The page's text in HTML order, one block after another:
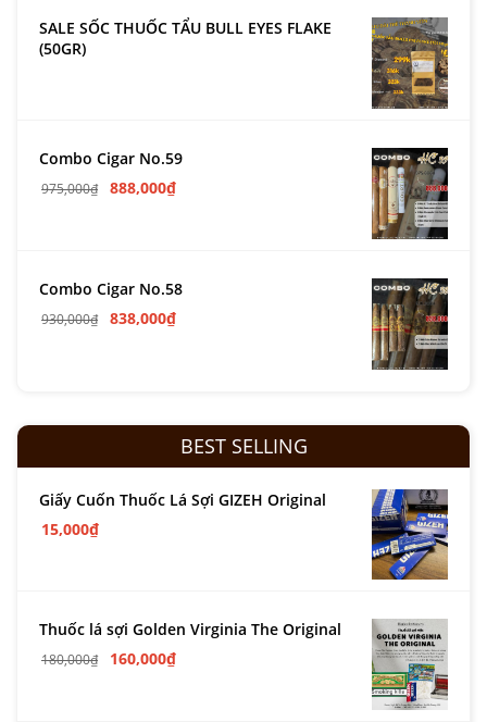
SALE SỐC THUỐC TẨU BULL EYES FLAKE
(50GR)
Combo Cigar No.59
975,000₫ 888,000₫
Combo Cigar No.58
930,000₫ 838,000₫
BEST SELLING
Giấy Cuốn Thuốc Lá Sợi GIZEH Original
15,000₫
Thuốc lá sợi Golden Virginia The Original
180,000₫ 160,000₫